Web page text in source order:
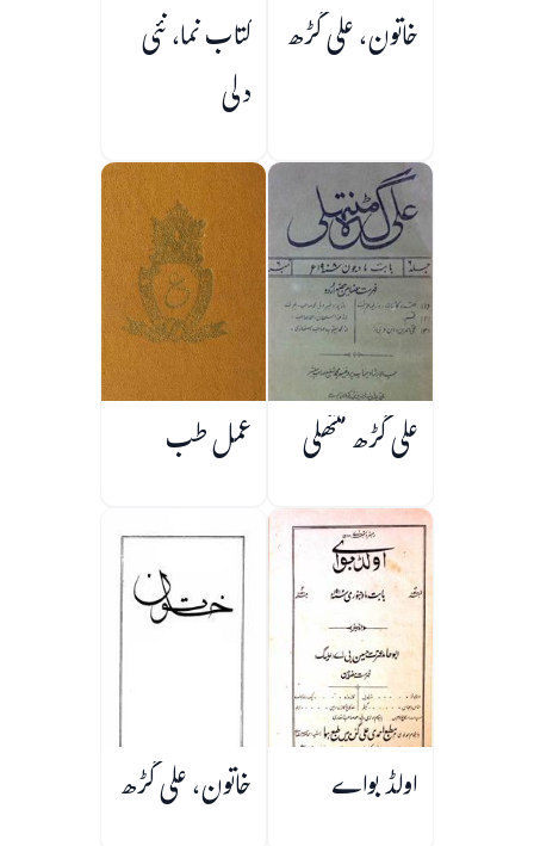
خاتون، علی گڑھ کتاب نما، نئی
دلی
علی گڑھ منتھلی عمل طب
اولڈ بواے خاتون، علی گڑھ